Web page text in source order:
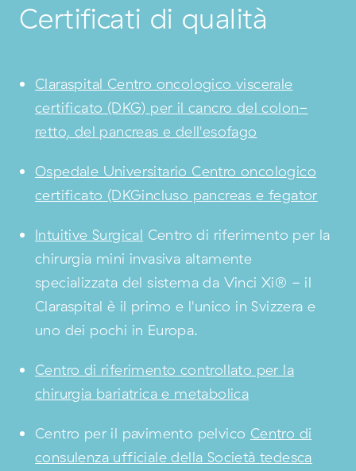
Certificati di qualità
Claraspital Centro oncologico viscerale
certificato (DKG) per il cancro del colon-
retto, del pancreas e dell'esofago
Ospedale Universitario Centro oncologico
certificato (DKGincluso pancreas e fegator
Intuitive Surgical Centro di riferimento per la
chirurgia mini invasiva altamente
specializzata del sistema da Vinci Xi® - il
Claraspital è il primo e l'unico in Svizzera e
uno dei pochi in Europa.
Centro di riferimento controllato per la
chirurgia bariatrica e metabolica
Centro per il pavimento pelvico Centro di
consulenza ufficiale della Società tedesca